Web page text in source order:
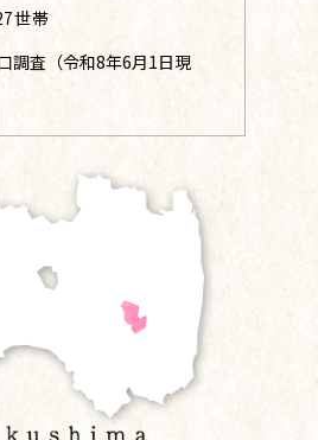
世帯
調査（令和8年6月1日現